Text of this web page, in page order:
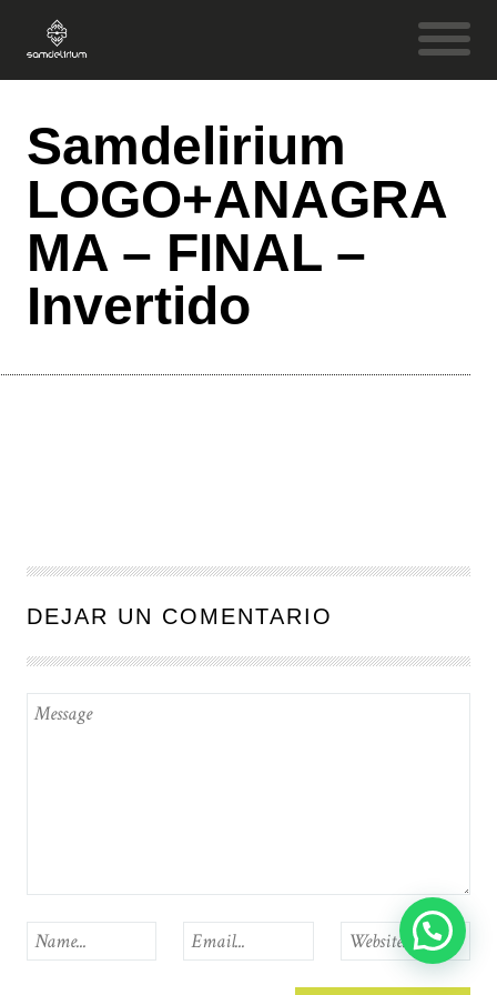
Samdelirium
LOGO+ANAGRA
MA – FINAL –
Invertido
DEJAR UN COMENTARIO